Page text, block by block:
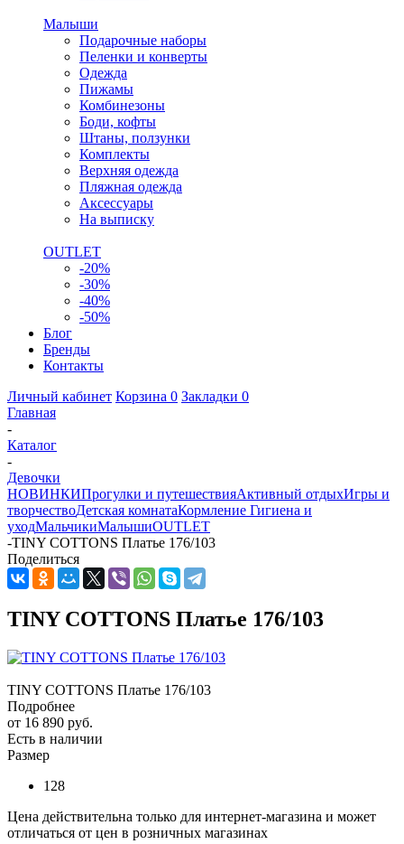
Малыши
Подарочные наборы
Пеленки и конверты
Одежда
Пижамы
Комбинезоны
Боди, кофты
Штаны, ползунки
Комплекты
Верхняя одежда
Пляжная одежда
Аксессуары
На выписку
OUTLET
-20%
-30%
-40%
-50%
Блог
Бренды
Контакты
Личный кабинет Корзина 0 Закладки 0
Главная
-
Каталог
-
Девочки
НОВИНКИПрогулки и путешествияАктивный отдыхИгры и
творчествоДетская комнатаКормление Гигиена и
уходМальчикиМалышиOUTLET
-TINY COTTONS Платье 176/103
Поделиться
TINY COTTONS Платье 176/103
TINY COTTONS Платье 176/103
Подробнее
от 16 890 руб.
Есть в наличии
Размер
128
Цена действительна только для интернет-магазина и может
отличаться от цен в розничных магазинах